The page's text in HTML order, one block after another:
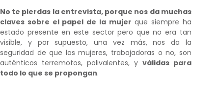
No te pierdas la entrevista, porque nos da muchas
claves sobre el papel de la mujer que siempre ha
estado presente en este sector pero que no era tan
visible, y por supuesto, una vez más, nos da la
seguridad de que las mujeres, trabajadoras o no, son
auténticos terremotos, polivalentes, y válidas para
todo lo que se propongan.